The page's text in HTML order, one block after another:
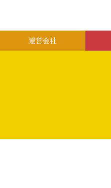
運営会社